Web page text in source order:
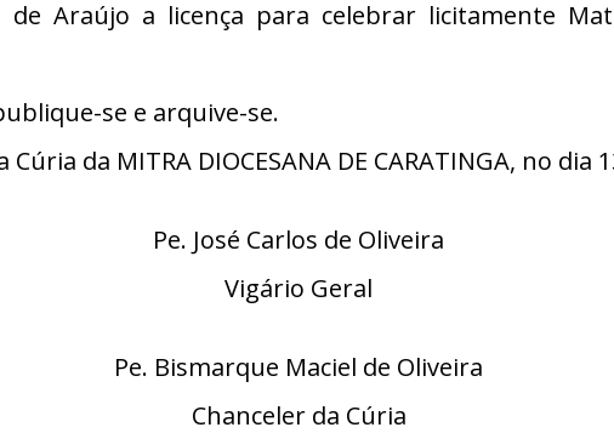
de Araújo a licença para celebrar licitamente
se e arquive-se.
Cúria da MITRA DIOCESANA DE CARATINGA, no
Pe. José Carlos de Oliveira
Vigário Geral
Pe. Bismarque Maciel de Oliveira
Chanceler da Cúria